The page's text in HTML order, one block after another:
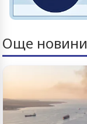
Още новини